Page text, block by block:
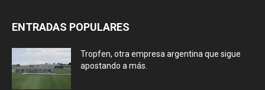
ENTRADAS POPULARES
Tropfen, otra empresa argentina que sigue
apostando a más.